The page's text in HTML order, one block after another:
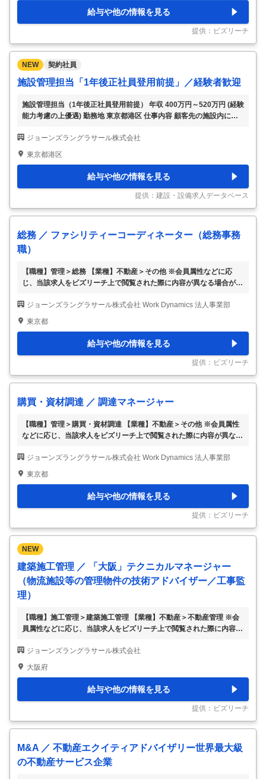
施、消防署連絡） • 各種監査対応（HSE監査、電気安全監査、消防設
備監査等） • 設備投資プロジェクトの管理・調達業務 • HSE（健康安
全環境）プログラムのサポート業務 グローバルな就業環境での勤務
となり、英語…
給与や他の情報を見る
提供：ビズリーチ
NEW 契約社員
施設管理担当「1年後正社員登用前提」／経験者歓迎
施設管理担当（1年後正社員登用前提） 年収 400万円～520万円 (経験
能力考慮の上優遇) 勤務地 東京都港区 仕事内容 顧客先の施設内に常
的に担当していただきます。 【具体的には】 ・機械、電気、空調な
どの建物設備の保守・点検業務。 ・故障を未然に防ぐための長期的
点検などを請け負う外部業者の選定、契約、評価。 ・決められた予
算や期限を守り、仕事が正確に行われているかの確認。適切な手続き
に基づいた、業者選定の遂行。 ・予算および経理管理：施設の運営
にかかる費用の管理と、…
ジョーンズラングラサール株式会社
東京都港区
給与や他の情報を見る
提供：建設・設備求人データベース
総務 ／ ファシリティーコーディネーター（総務事務
職）
【職種】管理＞総務 【業種】不動産＞その他 ※会員属性などに応
じ、当該求人をビズリーチ上で閲覧された際に内容が異なる場合があ
ます！】 総務、施設管理関連業務 ・チケットシステムを利用したヘ
ルプデスク業務 ・社員からの各種リクエスト対応 ・備品補充管理業
植栽管理ならびに業者対応 ・オフィス清掃の管理ならびに業者対応
・各種データの収集、報告、入力 ・各種業務、施設の改善提案 ・サ
イトインスペクションの実施ならびに不具合への対応 ・社内イベン
トへの企画運営と実施 経理 ・予…
ジョーンズラングラサール株式会社 Work Dynamics 法人事業部
東京都
給与や他の情報を見る
提供：ビズリーチ
購買・資材調達 ／ 調達マネージャー
【職種】管理＞購買・資材調達 【業種】不動産＞その他 ※会員属性
などに応じ、当該求人をビズリーチ上で閲覧された際に内容が異なる
ーカルアカウント）を対象とした包括的な調達戦略を策定・実施し、
クライアントまたはJLLの調達方針および要件との整合性を確保す
目標が定められている場合、すべての調達活動を主導する。 •最高の
価値を実現する、公正かつオープンで透明性の高い調達プロセスを確
保する。 •JLLシステムにおいて、下請業者の選定から契約終了まで
のライフサイクルをエンド…
ジョーンズラングラサール株式会社 Work Dynamics 法人事業部
東京都
給与や他の情報を見る
提供：ビズリーチ
NEW
建築施工管理 ／ 「大阪」テクニカルマネージャー
（物流施設等の管理物件の技術アドバイザー／工事監
理）
【職種】施工管理＞建築施工管理 【業種】不動産＞不動産管理 ※会
員属性などに応じ、当該求人をビズリーチ上で閲覧された際に内容が
（PM）業務を受託する物流施設等の管理物件の技術アドバイザーを
募集しています。 ＜ミッション＞ テクニカルマネージャーとして、
行うとともに、 管理物件の工事監理や大規模修繕等にあたりオーナ
ーに対して提案業務を行い、実行すること。 （シニアマネージャー
へのキャリアパスあり。） ＜仕事内容 ＞ ・ 受託管理物件の年間修繕
計画・中長期修繕計画の立案、及…
ジョーンズラングラサール株式会社
大阪府
給与や他の情報を見る
提供：ビズリーチ
M&A ／ 不動産エクイティアドバイザリー世界最大級
の不動産サービス企業